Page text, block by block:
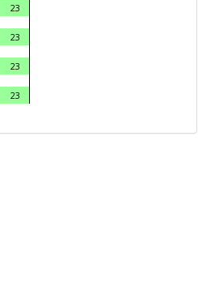
23
23
23
23